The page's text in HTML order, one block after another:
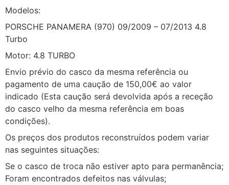
Modelos:
PORSCHE PANAMERA (970) 09/2009 – 07/2013 4.8
Turbo
Motor: 4.8 TURBO
Envio prévio do casco da mesma referência ou
pagamento de uma caução de 150,00€ ao valor
indicado (Esta caução será devolvida após a receção
do casco velho da mesma referência em boas
condições).
Os preços dos produtos reconstruídos podem variar
nas seguintes situações:
Se o casco de troca não estiver apto para permanência;
Foram encontrados defeitos nas válvulas;